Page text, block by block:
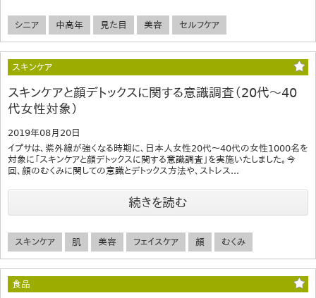
シニア 中高年 見た目 美容 セルフケア
スキンケア
スキンケアと顔デトックスに関する意識調査（20代～40
代女性対象）
2019年08月20日
イプサは、紫外線が強くなる時期に、日本人女性20代～40代の女性1000名を
対象に「スキンケアと顔デトックスに関する意識調査」を実施いたしました。今
回、顔のむくみに関しての意識とデトックス方法や、ストレス...
続きを読む
スキンケア 肌 美容 フェイスケア 顔 むくみ
食品